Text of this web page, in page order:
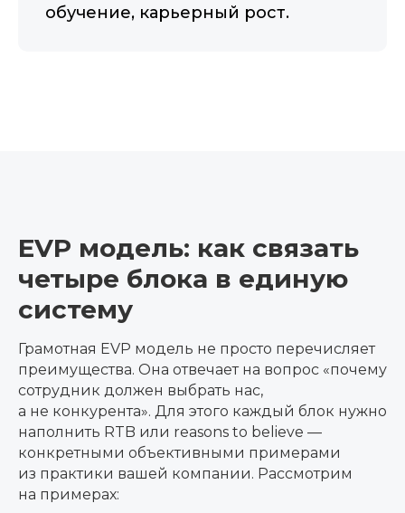
обучение, карьерный рост.
EVP модель: как связать
четыре блока в единую
систему
Грамотная EVP модель не просто перечисляет
преимущества. Она отвечает на вопрос «почему
сотрудник должен выбрать нас,
а не конкурента». Для этого каждый блок нужно
наполнить RTB или reasons to believe —
конкретными объективными примерами
из практики вашей компании. Рассмотрим
на примерах: